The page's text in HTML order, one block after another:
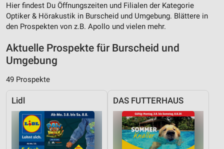
Hier findest Du Öffnungszeiten und Filialen der Kategorie
Optiker & Hörakustik in Burscheid und Umgebung. Blättere in
den Prospekten von z.B. Apollo und vielen mehr.
Aktuelle Prospekte für Burscheid und
Umgebung
49 Prospekte
Lidl DAS FUTTERHAUS